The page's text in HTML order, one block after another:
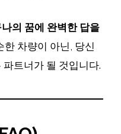
의 꿈에 완벽한 답을
한 차량이 아닌, 당신
트너가 될 것입니다.